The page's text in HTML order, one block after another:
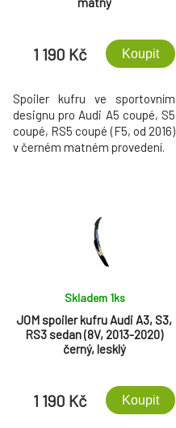
1 190 Kč Koupit
Spoiler kufru ve sportovním
designu pro Audi A5 coupé, S5
coupé, RS5 coupé (F5, od 2016)
v černém matném provedení.
JOM spoiler kufru Audi A3, S3,
RS3 sedan (8V, 2013-2020)
černý, lesklý
Skladem 1ks
1 190 Kč Koupit